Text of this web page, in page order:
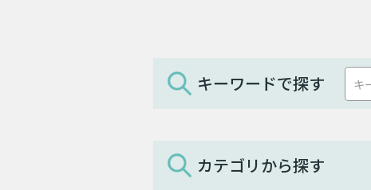
キーワードで探す
カテゴリから探す